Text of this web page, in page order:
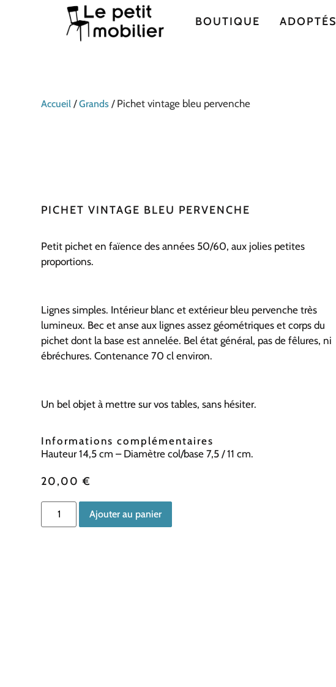
BOUTIQUE ADOPTÉS
Accueil /Grands / Pichet vintage bleu pervenche
PICHET VINTAGE BLEU PERVENCHE
Petit pichet en faïence des années 50/60, aux jolies petites
proportions.
Lignes simples. Intérieur blanc et extérieur bleu pervenche très
lumineux. Bec et anse aux lignes assez géométriques et corps du
pichet dont la base est annelée. Bel état général, pas de fêlures, ni
ébréchures. Contenance 70 cl environ.
Un bel objet à mettre sur vos tables, sans hésiter.
Informations complémentaires
Hauteur 14,5 cm – Diamètre col/base 7,5 / 11 cm.
20,00€
Ajouter au panier